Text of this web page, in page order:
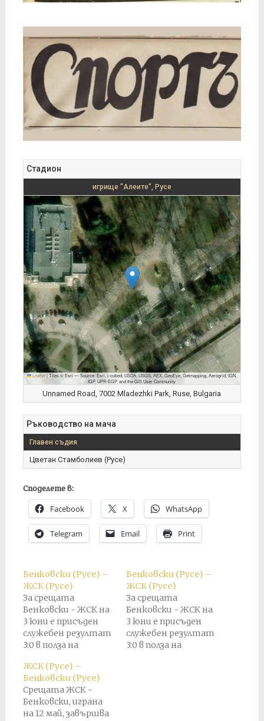
Стадион
игрище "Алеите", Русе
Leaflet |Tiles © Esri — Source: Esri, i-cubed, USDA, USGS, AEX, GeoEye, Getmapping, Aerogrid, IGN,
IGP, UPR-EGP, and the GIS User Community
Unnamed Road, 7002 Mladezhki Park, Ruse, Bulgaria
Ръководство на мача
Главен съдия
Цветан Стамболиев (Русе)
Споделете в:
Facebook X WhatsApp
Telegram Email Print
Бенковски (Русе) –
ЖСК (Русе)
За срещата
Бенковски - ЖСК на
3 юни е присъден
служебен резултат
3:0 в полза на
късно този
резултат е
анулиран и е
насрочено
преиграване. В
Бенковски (Русе) –
ЖСК (Русе)
За срещата
Бенковски - ЖСК на
3 юни е присъден
служебен резултат
3:0 в полза на
ЖСК (Русе) –
Бенковски (Русе)
Срещата ЖСК -
Бенковски, играна
на 12 май, завършва